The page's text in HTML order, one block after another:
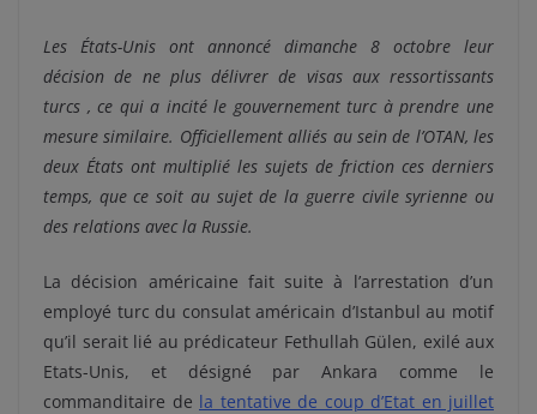
Les États-Unis ont annoncé dimanche 8 octobre leur
décision de ne plus délivrer de visas aux ressortissants
turcs , ce qui a incité le gouvernement turc à prendre une
mesure similaire. Officiellement alliés au sein de l’OTAN, les
deux États ont multiplié les sujets de friction ces derniers
temps, que ce soit au sujet de la guerre civile syrienne ou
des relations avec la Russie.
La décision américaine fait suite à l’arrestation d’un
employé turc du consulat américain d’Istanbul au motif
qu’il serait lié au prédicateur Fethullah Gülen, exilé aux
Etats-Unis, et désigné par Ankara comme le
commanditaire de la tentative de coup d’Etat en juillet